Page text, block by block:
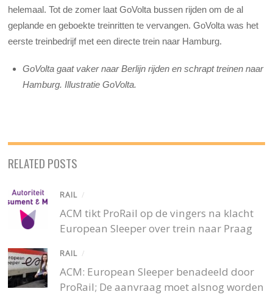
helemaal. Tot de zomer laat GoVolta bussen rijden om de al
geplande en geboekte treinritten te vervangen. GoVolta was het
eerste treinbedrijf met een directe trein naar Hamburg.
GoVolta gaat vaker naar Berlijn rijden en schrapt treinen naar
Hamburg. Illustratie GoVolta.
RELATED POSTS
RAIL /
ACM tikt ProRail op de vingers na klacht
European Sleeper over trein naar Praag
RAIL /
ACM: European Sleeper benadeeld door
ProRail; De aanvraag moet alsnog worden